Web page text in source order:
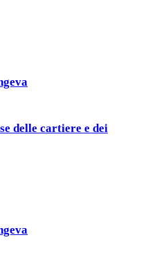
delle cartiere e dei